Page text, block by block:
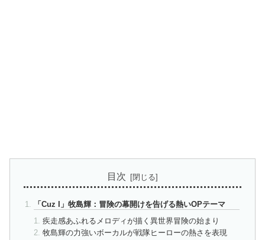
目次
「Cuz I」牧島輝：冒険の幕開けを告げる熱いOPテーマ
疾走感あふれるメロディが描く異世界冒険の始まり
牧島輝の力強いボーカルが戦隊ヒーローの熱さを表現